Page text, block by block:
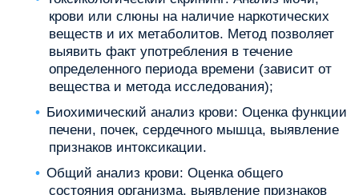
крови или слюны на наличие наркотических
веществ и их метаболитов. Метод позволяет
выявить факт употребления в течение
определенного периода времени (зависит от
вещества и метода исследования);
Биохимический анализ крови: Оценка функции
печени, почек, сердечного мышца, выявление
признаков интоксикации.
Общий анализ крови: Оценка общего
состояния организма, выявление признаков